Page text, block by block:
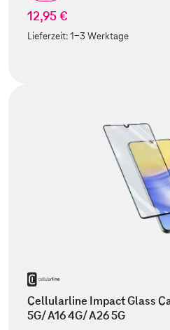
12,95 €
Lieferzeit:1-3 Werktage
Cellularline Impact Glass
5G/ A16 4G/ A26 5G